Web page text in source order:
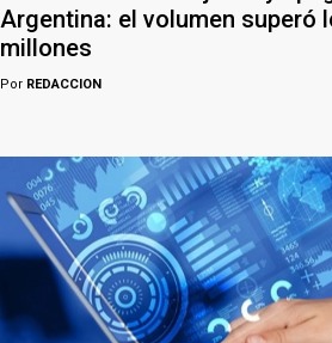
Argentina: el volumen superó
millones
Por REDACCION